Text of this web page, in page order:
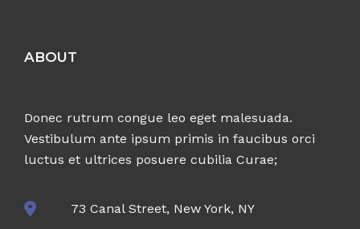
ABOUT
Donec rutrum congue leo eget malesuada.
Vestibulum ante ipsum primis in faucibus orci
luctus et ultrices posuere cubilia Curae;
73 Canal Street, New York, NY